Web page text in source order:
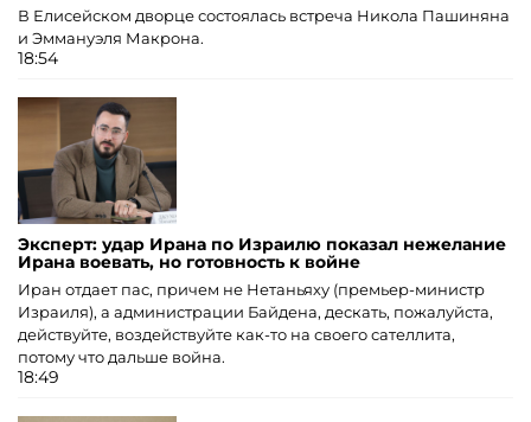
В Елисейском дворце состоялась встреча Никола Пашиняна
и Эммануэля Макрона.
18:54
Эксперт: удар Ирана по Израилю показал нежелание
Ирана воевать, но готовность к войне
Иран отдает пас, причем не Нетаньяху (премьер-министр
Израиля), а администрации Байдена, дескать, пожалуйста,
действуйте, воздействуйте как-то на своего сателлита,
потому что дальше война.
18:49